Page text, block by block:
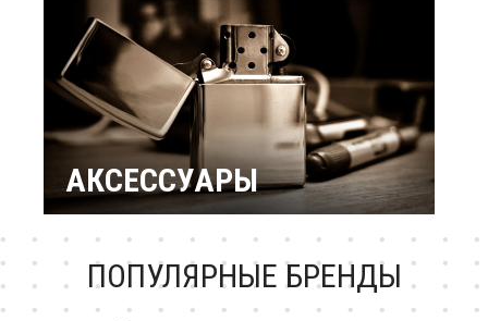
Зодиака
Подарок ребенку
Подарки по
профессиям и
увлечениям
Подарочный
сертификат
АКСЕССУАРЫ
ПОПУЛЯРНЫЕ БРЕНДЫ